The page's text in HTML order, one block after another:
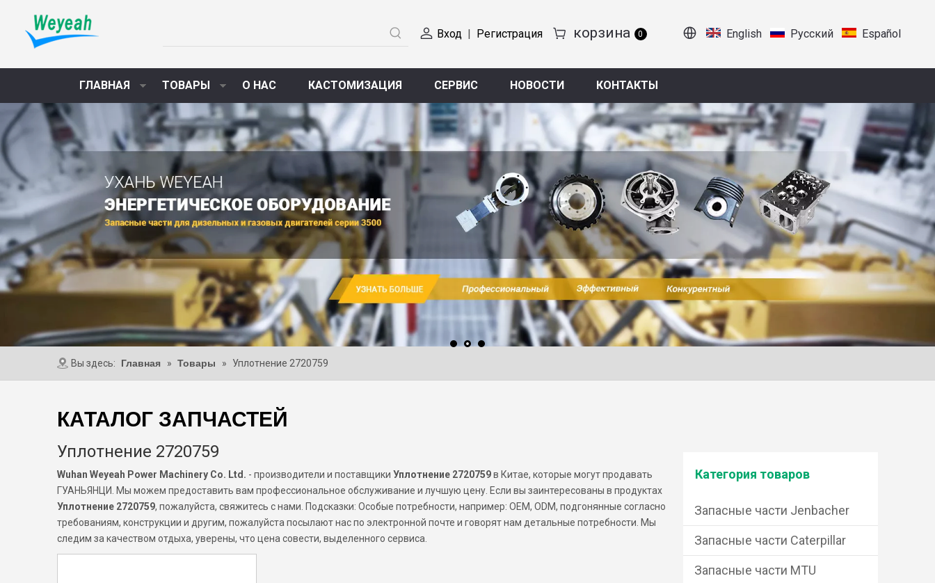
Вход | Регистрация 0 English Pусский Español
ГЛАВНАЯ ТОВАРЫ О НАС КАСТОМИЗАЦИЯ СЕРВИС НОВОСТИ КОНТАКТЫ
Вы здесь: Главная » Товары » Уплотнение 2720759
КАТАЛОГ ЗАПЧАСТЕЙ
Уплотнение 2720759
Wuhan Weyeah Power Machinery Co. Ltd. - производители и поставщики Уплотнение 2720759в Китае, которые могут продавать
ГУАНЬЯНЦИ. Мы можем предоставить вам профессиональное обслуживание и лучшую цену. Если вы заинтересованы в продуктах
Уплотнение 2720759, пожалуйста, свяжитесь с нами. Подсказки: Особые потребности, например: OEM, ODM, подгонянные согласно
требованиям, конструкции и другим, пожалуйста посылают нас по электронной почте и говорят нам детальные потребности. Мы
следим за качеством отдыха, уверены, что цена совести, выделенного сервиса.
Категория товаров
Запасные части Jenbacher
Запасные части Caterpillar
Запасные части MTU